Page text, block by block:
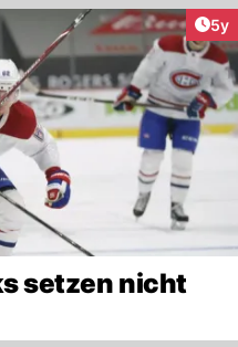
5y
setzen nicht